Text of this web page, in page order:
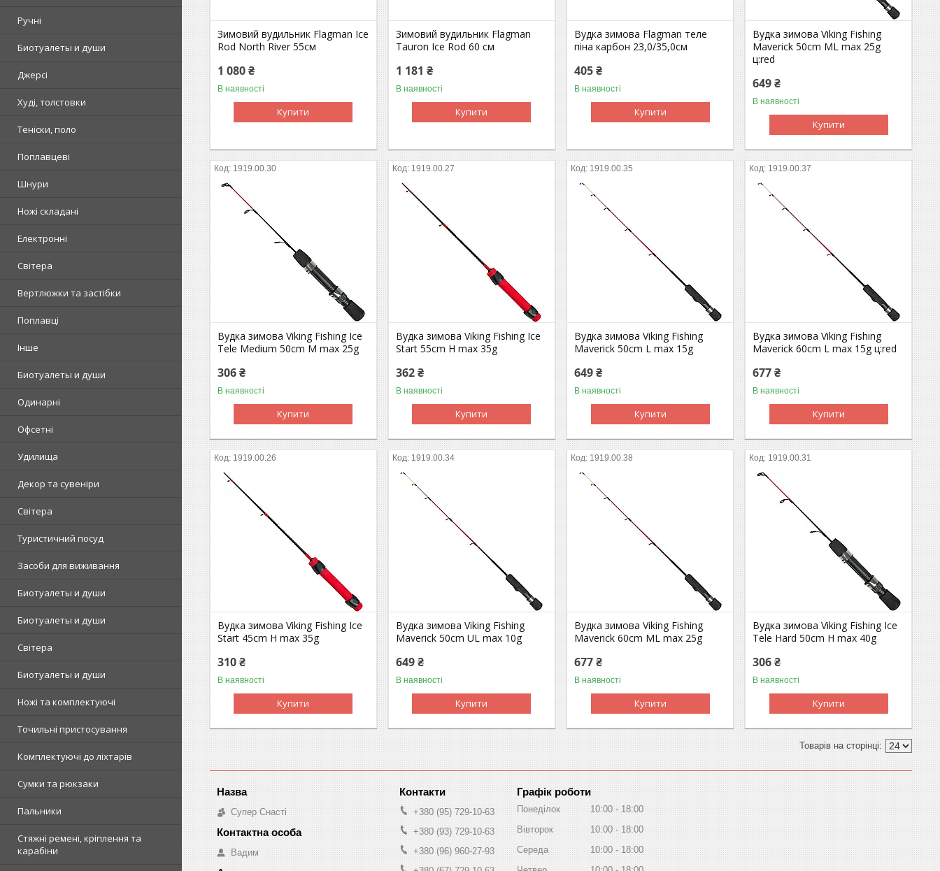
Ручні
Биотуалеты и души
Джерсі
Худі, толстовки
Теніски, поло
Поплавцеві
Шнури
Ножі складані
Електронні
Світера
Вертлюжки та застібки
Поплавці
Інше
Биотуалеты и души
Одинарні
Офсетні
Удилища
Декор та сувеніри
Світера
Туристичний посуд
Засоби для виживання
Биотуалеты и души
Биотуалеты и души
Світера
Биотуалеты и души
Ножі та комплектуючі
Точильні пристосування
Комплектуючі до ліхтарів
Сумки та рюкзаки
Пальники
Стяжні ремені, кріплення та
карабіни
Зимовий вудильник Flagman Ice
Rod North River 55см
1 080 ₴
В наявності
Купити
Зимовий вудильник Flagman
Tauron Ice Rod 60 см
1 181 ₴
В наявності
Купити
Вудка зимова Flagman теле
пiна карбон 23,0/35,0см
405 ₴
В наявності
Купити
Вудка зимова Viking Fishing
Maverick 50cm ML max 25g
ц:red
649 ₴
В наявності
Купити
1919.00.30
Вудка зимова Viking Fishing Ice
Tele Medium 50сm M max 25g
306 ₴
В наявності
Купити
1919.00.27
Вудка зимова Viking Fishing Ice
Start 55сm H max 35g
362 ₴
В наявності
Купити
1919.00.35
Вудка зимова Viking Fishing
Maverick 50cm L max 15g
649 ₴
В наявності
Купити
1919.00.37
Вудка зимова Viking Fishing
Maverick 60cm L max 15g ц:red
677 ₴
В наявності
Купити
1919.00.26
Вудка зимова Viking Fishing Ice
Start 45сm H max 35g
310 ₴
В наявності
Купити
1919.00.34
Вудка зимова Viking Fishing
Maverick 50cm UL max 10g
649 ₴
В наявності
Купити
1919.00.38
Вудка зимова Viking Fishing
Maverick 60cm ML max 25g
677 ₴
В наявності
Купити
1919.00.31
Вудка зимова Viking Fishing Ice
Tele Hard 50сm H max 40g
306 ₴
В наявності
Купити
Супер Снасті
Вадим
+380 (95) 729-10-63
+380 (93) 729-10-63
+380 (96) 960-27-93
Графік роботи
Понеділок 10:00
18:00
Вівторок
10:00
18:00
Середа
10:00
18:00